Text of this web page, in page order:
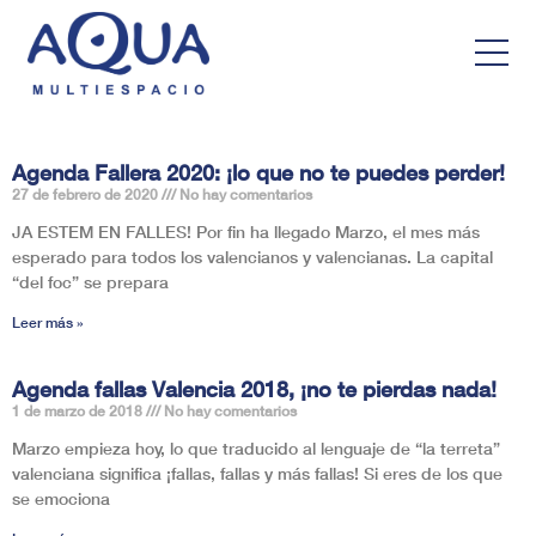
Agenda Fallera 2020: ¡lo que no te puedes perder!
27 de febrero de 2020 No hay comentarios
JA ESTEM EN FALLES! Por fin ha llegado Marzo, el mes más
esperado para todos los valencianos y valencianas. La capital
“del foc” se prepara
Leer más »
Agenda fallas Valencia 2018, ¡no te pierdas nada!
1 de marzo de 2018 No hay comentarios
Marzo empieza hoy, lo que traducido al lenguaje de “la terreta”
valenciana significa ¡fallas, fallas y más fallas! Si eres de los que
se emociona